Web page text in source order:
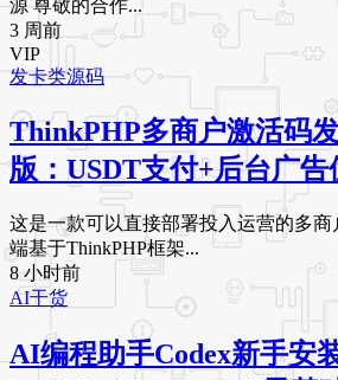
源 尊敬的合作...
3 周前
VIP
发卡类源码
ThinkPHP多商户激活码
版：USDT支付+后台广
这是一款可以直接部署投入运营的多
端基于ThinkPHP框架...
8 小时前
AI干货
AI编程助手Codex新手安